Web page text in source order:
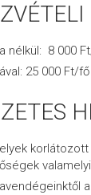
nélkül: 8 000
25 000 Ft/fő